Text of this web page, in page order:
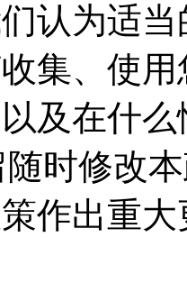
认为适
集、使
及在什
时修改
作出重